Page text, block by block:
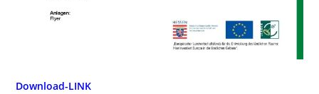
Download-LINK